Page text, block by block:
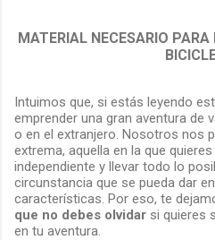
MATERIAL NECESARIO PARA
Intuimos que, si estás leyendo
emprender una gran aventura de
o en el extranjero. Nosotros nos
extrema, aquella en la que
independiente y llevar todo lo
circunstancia que se pueda dar
características. Por eso, te
que no debes olvidar si quieres
en tu aventura.